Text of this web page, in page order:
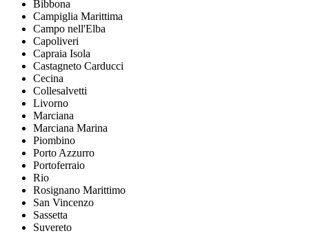
Bibbona
Campiglia Marittima
Campo nell'Elba
Capoliveri
Capraia Isola
Castagneto Carducci
Cecina
Collesalvetti
Livorno
Marciana
Marciana Marina
Piombino
Porto Azzurro
Portoferraio
Rio
Rosignano Marittimo
San Vincenzo
Sassetta
Suvereto